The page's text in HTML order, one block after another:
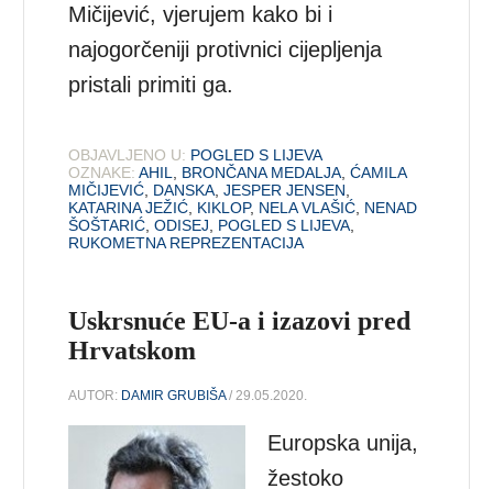
Mičijević, vjerujem kako bi i
najogorčeniji protivnici cijepljenja
pristali primiti ga.
OBJAVLJENO U: POGLED S LIJEVA
OZNAKE: AHIL BRONČANA MEDALJA ,ĆAMILA
MIČIJEVIĆ DANSKA ,JESPER JENSEN
KATARINA JEŽIĆ KIKLOP, NELA VLAŠIĆ NENAD
ŠOŠTARIĆ ,ODISEJ POGLED S LIJEVA
RUKOMETNA REPREZENTACIJA
Uskrsnuće EU-a i izazovi pred
Hrvatskom
AUTOR: DAMIR GRUBIŠA/ 29.05.2020.
Europska unija,
žestoko